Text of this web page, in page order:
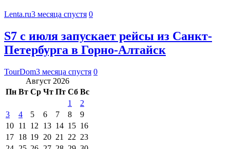
Lenta.ru3 месяца спустя 0
S7 с июля запускает рейсы из Санкт-
Петербурга в Горно-Алтайск
TourDom3 месяца спустя 0
Август 2026
Пн Вт Ср Чт Пт Сб Вс
1
2
3
4 5 6 7 8
9
10 11 12 13 14 15 16
17 18 19 20 21 22 23